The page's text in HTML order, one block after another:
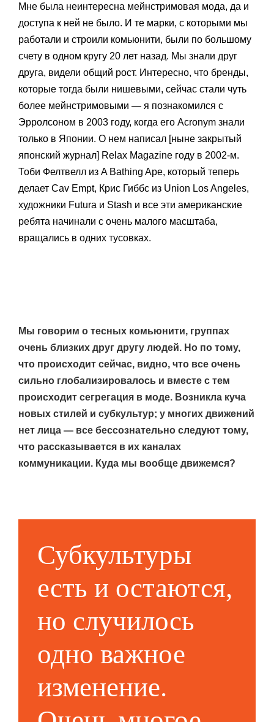
Мне была неинтересна мейнстримовая мода, да и
доступа к ней не было. И те марки, с которыми мы
работали и строили комьюнити, были по большому
счету в одном кругу 20 лет назад. Мы знали друг
друга, видели общий рост. Интересно, что бренды,
которые тогда были нишевыми, сейчас стали чуть
более мейнстримовыми — я познакомился с
Эрролсоном в 2003 году, когда его Acronym знали
только в Японии. О нем написал [ныне закрытый
японский журнал] Relax Magazine году в 2002-м.
Тоби Фелтвелл из A Bathing Ape, который теперь
делает Cav Empt, Крис Гиббс из Union Los Angeles,
художники Futura и Stash и все эти американские
ребята начинали с очень малого масштаба,
вращались в одних тусовках.
Мы говорим о тесных комьюнити, группах
очень близких друг другу людей. Но по тому,
что происходит сейчас, видно, что все очень
сильно глобализировалось и вместе с тем
происходит сегрегация в моде. Возникла куча
новых стилей и субкультур; у многих движений
нет лица — все бессознательно следуют тому,
что рассказывается в их каналах
коммуникации. Куда мы вообще движемся?
Субкультуры
есть и остаются,
но случилось
одно важное
изменение.